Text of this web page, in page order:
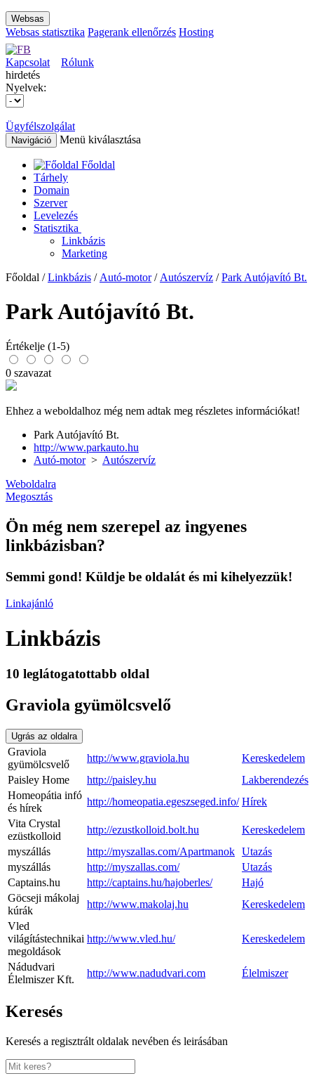
Websas
Websas statisztika Pagerank ellenőrzés Hosting
Kapcsolat
Rólunk
hirdetés
Nyelvek:
Ügyfélszolgálat
Navigáció Menü kiválasztása
Főoldal
Tárhely
Domain
Szerver
Levelezés
Statisztika
Linkbázis
Marketing
Főoldal /Linkbázis / Autó-motor/ Autószervíz /Park Autójavító Bt.
Park Autójavító Bt.
Értékelje (1-5)
0 szavazat
Ehhez a weboldalhoz még nem adtak meg részletes információkat!
Park Autójavító Bt.
http://www.parkauto.hu
Autó-motor> Autószervíz
Weboldalra
Megosztás
Ön még nem szerepel az ingyenes
linkbázisban?
Semmi gond! Küldje be oldalát és mi kihelyezzük!
Linkajánló
Linkbázis
10 leglátogatottabb oldal
Graviola gyümölcsvelő
Ugrás az oldalra
Graviola
gyümölcsvelő
http://www.graviola.hu
Kereskedelem
Paisley Home
http://paisley.hu
Lakberendezés
Homeopátia infó
és hírek
http://homeopatia.egeszseged.info/ Hírek
Vita Crystal
ezüstkolloid
http://ezustkolloid.bolt.hu
Kereskedelem
myszállás
http://myszallas.com/Apartmanok Utazás
myszállás
http://myszallas.com/
Utazás
Captains.hu
http://captains.hu/hajoberles/
Hajó
Göcseji mákolaj
kúrák
http://www.makolaj.hu
Kereskedelem
Vled
világítástechnikai
megoldások
http://www.vled.hu/ Kereskedelem
Nádudvari
Élelmiszer Kft.
http://www.nadudvari.com Élelmiszer
Keresés
Keresés a regisztrált oldalak nevében és leirásában